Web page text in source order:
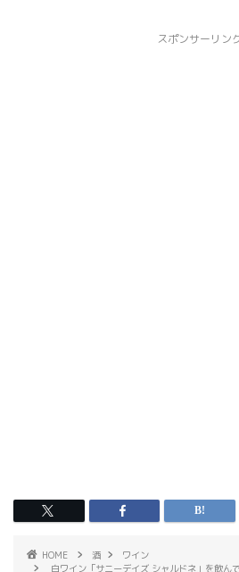
スポンサーリン
HOME 酒
ワイン
白ワイン「サニーデイズ シャルドネ」を飲ん